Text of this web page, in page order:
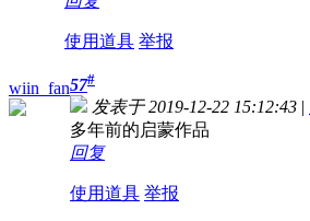
使用道具 举报
wiin_fan57#
发表于 2019-12-22 15:12:43 |
多年前的启蒙作品
回复
使用道具 举报